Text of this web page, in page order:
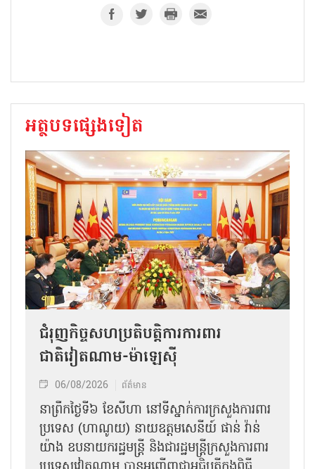
អត្ថបទផ្សេងទៀត
ជំរុញកិច្ចសហប្រតិបត្តិការការពារ
ជាតិវៀតណាម-ម៉ាឡេស៊ី
06/08/2026 ព័ត៌មាន
នា​ព្រឹកថ្ងៃទី៦ ខែសីហា នៅទីស្នាក់ការក្រសួងការពារ
ប្រទេស (ហាណូយ) នាយឧត្តមសេនីយ៍ ផាន់ វ៉ាន់
យ៉ាង ឧបនាយករដ្ឋមន្ត្រី និងជារដ្ឋមន្ត្រីក្រសួងការពារ